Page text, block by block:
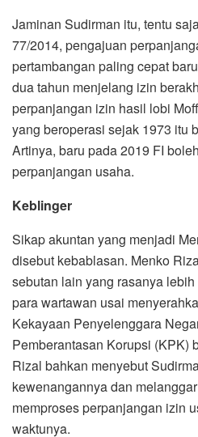
Jaminan Sudirman itu, tentu
77/2014, pengajuan
pertambangan paling cepat
dua tahun menjelang izin
perpanjangan izin hasil lobi
yang beroperasi sejak 1973 itu
Artinya, baru pada 2019 FI
perpanjangan usaha.
Keblinger
Sikap akuntan yang menjadi
disebut kebablasan. Menko
sebutan lain yang rasanya
para wartawan usai
Kekayaan Penyelenggara
Pemberantasan Korupsi (KPK)
Rizal bahkan menyebut
kewenangannya dan
memproses perpanjangan izin
waktunya.